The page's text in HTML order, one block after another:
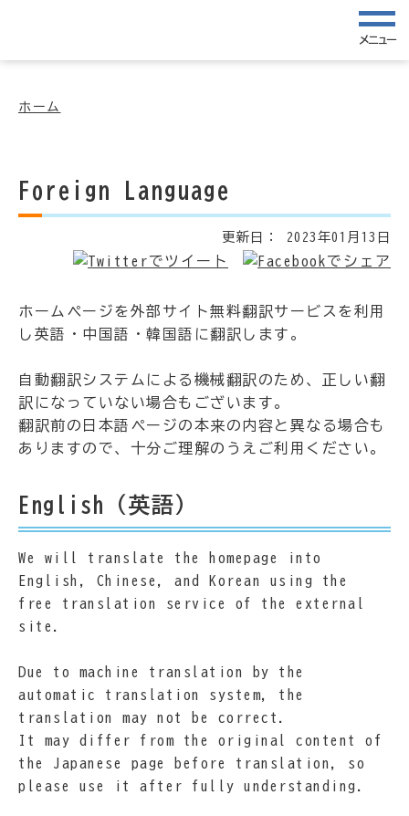
メニュー
ホーム
Foreign Language
更新日： 2023年01月13日
ホームページを外部サイト無料翻訳サービスを利用
し英語・中国語・韓国語に翻訳します。
自動翻訳システムによる機械翻訳のため、正しい翻
訳になっていない場合もございます。
翻訳前の日本語ページの本来の内容と異なる場合も
ありますので、十分ご理解のうえご利用ください。
English（英語）
We will translate the homepage into
English, Chinese, and Korean using the
free translation service of the external
site.
Due to machine translation by the
automatic translation system, the
translation may not be correct.
It may differ from the original content of
the Japanese page before translation, so
please use it after fully understanding.